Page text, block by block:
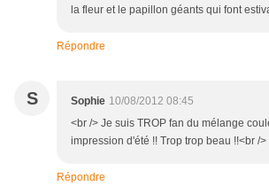
la fleur et le papillon géants qui font
Répondre
S Sophie 10/08/2012 08:45
<br /> Je suis TROP fan du mélange
impression d'été !! Trop trop beau !!<br />
Répondre